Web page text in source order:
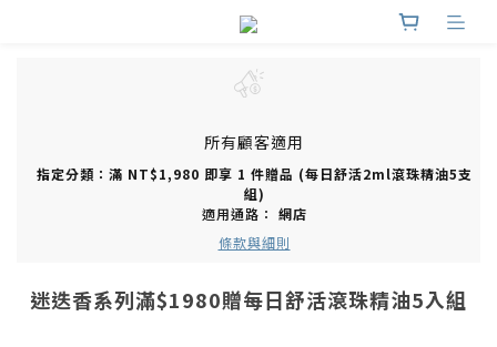
所有顧客適用
指定分類：滿 NT$1,980 即享 1 件贈品 (每日舒活2ml滾珠精油5支
組)
適用通路： 網店
條款與細則
迷迭香系列滿$1980贈每日舒活滾珠精油5入組